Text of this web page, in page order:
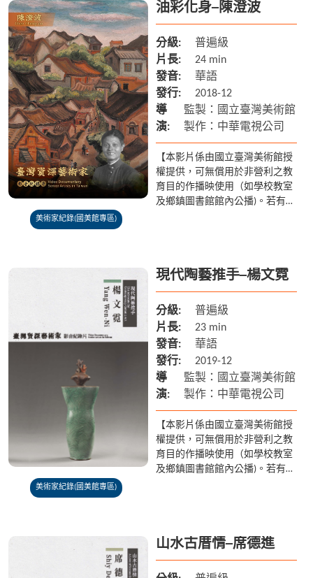
美術家紀錄(國美館專區)
油彩化身─陳澄波
分級:
普遍級
片長:
24 min
發音:
華語
發行:
2018-12
導
演:
監製：國立臺灣美術館
製作：中華電視公司
【本影片係由國立臺灣美術館授
權提供，可無償用於非營利之教
育目的作播映使用（如學校教室
及鄉鎮圖書館館內公播)。若有額
美術家紀錄(國美館專區)
現代陶藝推手─楊文霓
分級:
普遍級
片長:
23 min
發音:
華語
發行:
2019-12
導
演:
監製：國立臺灣美術館
製作：中華電視公司
【本影片係由國立臺灣美術館授
權提供，可無償用於非營利之教
育目的作播映使用（如學校教室
及鄉鎮圖書館館內公播)。若有額
山水古厝情─席德進